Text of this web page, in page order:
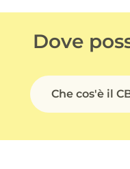
Dove
Che cos'è il